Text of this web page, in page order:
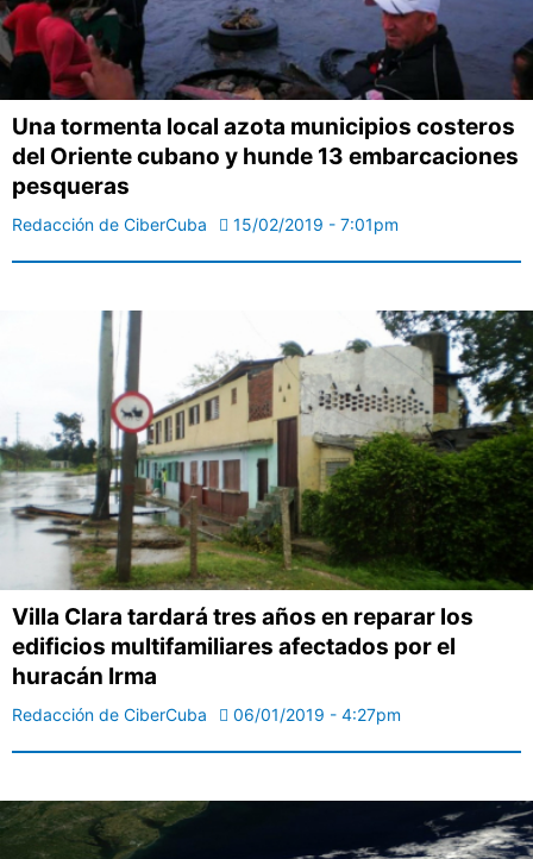
Una tormenta local azota municipios costeros
del Oriente cubano y hunde 13 embarcaciones
pesqueras
Redacción de CiberCuba 15/02/2019 - 7:01pm
Villa Clara tardará tres años en reparar los
edificios multifamiliares afectados por el
huracán Irma
Redacción de CiberCuba 06/01/2019 - 4:27pm